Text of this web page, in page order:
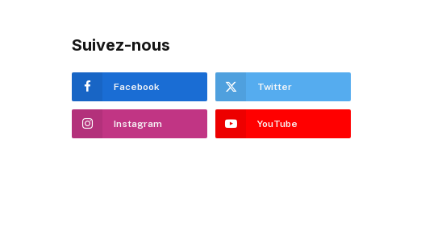
Suivez-nous
Facebook Twitter
Instagram YouTube